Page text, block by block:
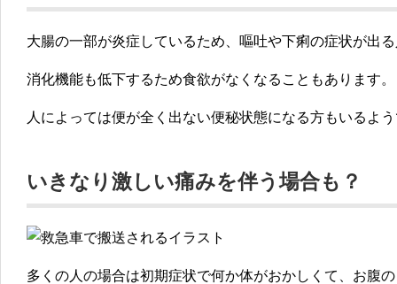
大腸の一部が炎症しているため、嘔吐や下痢の症状が出
消化機能も低下するため食欲がなくなることもあります。
人によっては便が全く出ない便秘状態になる方もいるよ
いきなり激しい痛みを伴う場合も？
多くの人の場合は初期症状で何か体がおかしくて、お腹